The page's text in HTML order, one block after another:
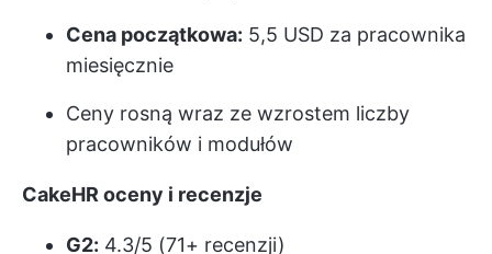
Cena początkowa: 5,5 USD za pracownika
miesięcznie
Ceny rosną wraz ze wzrostem liczby
pracowników i modułów
CakeHR oceny i recenzje
G2: 4.3/5 (71+ recenzji)